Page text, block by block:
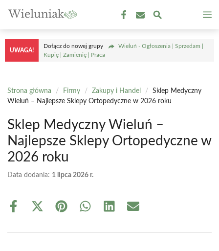
treści
UWAGA!
Dołącz do nowej grupy
Wieluń - Ogłoszenia | Sprzedam |
Kupię | Zamienię | Praca
Strona główna / Firmy / Zakupy i Handel /
Sklep Medyczny
Wieluń – Najlepsze Sklepy Ortopedyczne w 2026 roku
Sklep Medyczny Wieluń –
Najlepsze Sklepy Ortopedyczne w
2026 roku
Data dodania: 1 lipca 2026 r.
Share
Share
(Twitter)
Share Share Share Share